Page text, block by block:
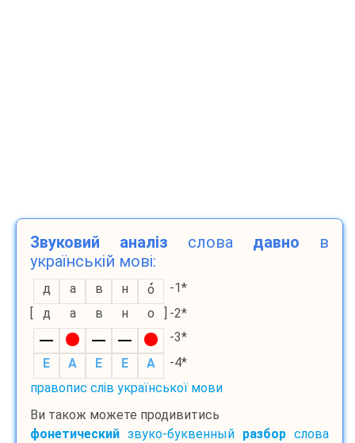
Звуковий аналіз слова давно в
українській мові:
д а в н о
-1*
[
д а в н о ] -2*
-3*
E
A E E A
-4*
правопис слів української мови
Ви також можете продивитись
фонетический звуко-буквенный разбор слова